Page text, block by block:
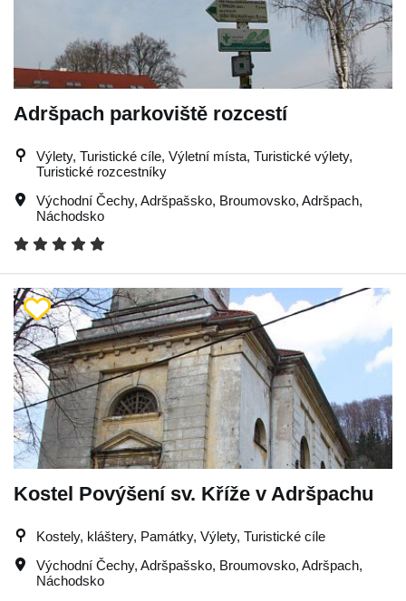
Adršpach parkoviště rozcestí
Výlety, Turistické cíle, Výletní místa, Turistické výlety,
Turistické rozcestníky
Východní Čechy, Adršpašsko, Broumovsko, Adršpach,
Náchodsko
Kostel Povýšení sv. Kříže v Adršpachu
Kostely, kláštery, Památky, Výlety, Turistické cíle
Východní Čechy, Adršpašsko, Broumovsko, Adršpach,
Náchodsko